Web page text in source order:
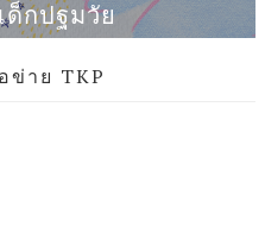
กปฐมวัย
ข่าย TKP